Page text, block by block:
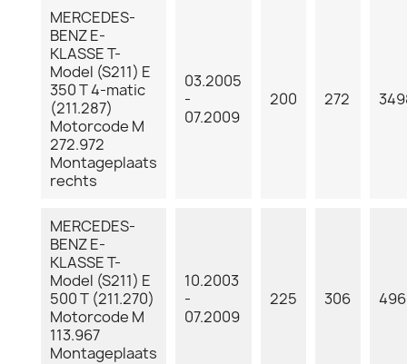
MERCEDES-
BENZ E-
KLASSE T-
Model (S211) E
350 T 4-matic
(211.287)
Motorcode M
272.972
Montageplaats
rechts
03.2005
-
07.2009
200 272
MERCEDES-
BENZ E-
KLASSE T-
Model (S211) E
500 T (211.270)
Motorcode M
113.967
Montageplaats
10.2003
-
07.2009
225 306